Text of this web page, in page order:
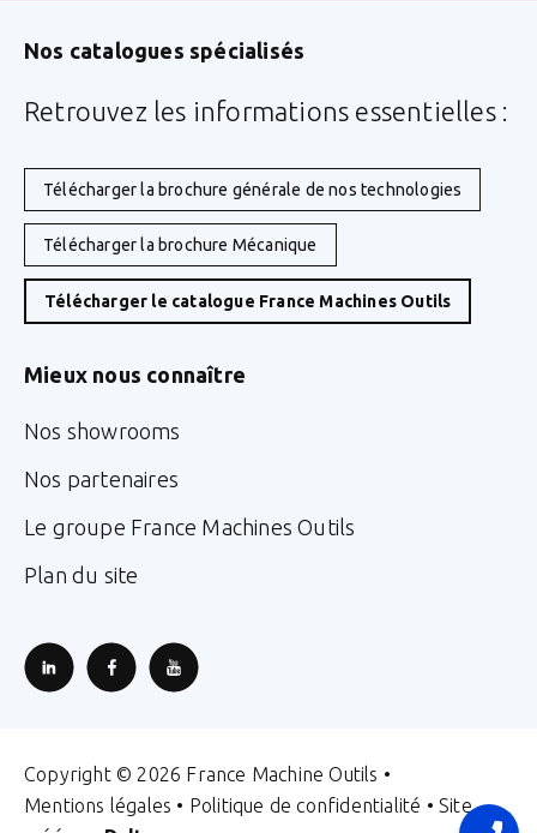
Nos catalogues spécialisés
Retrouvez les informations essentielles :
Télécharger la brochure générale de nos technologies
Télécharger la brochure Mécanique
Télécharger le catalogue France Machines Outils
Mieux nous connaître
Nos showrooms
Nos partenaires
Le groupe France Machines Outils
Plan du site
Copyright © 2026 France Machine Outils •
Mentions légales • Politique de confidentialité • Site